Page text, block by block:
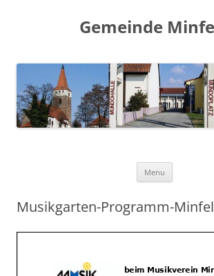
Gemeinde
Menu
Musikgarten-Programm-